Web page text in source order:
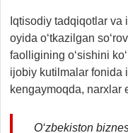
Iqtisodiy tadqiqotlar
oyida o‘tkazilgan
faolligining o‘sishini
ijobiy kutilmalar fonida
kengaymoqda, narxlar
O‘zbekiston